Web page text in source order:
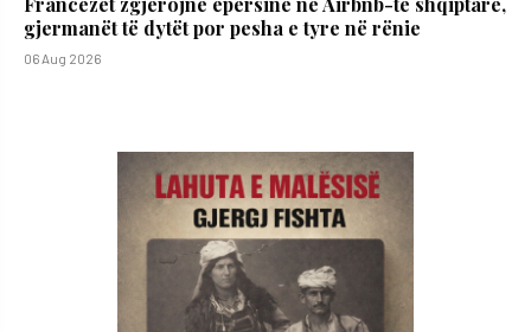
gjermanët të dytët por pesha e tyre në rënie
06 Aug 2026